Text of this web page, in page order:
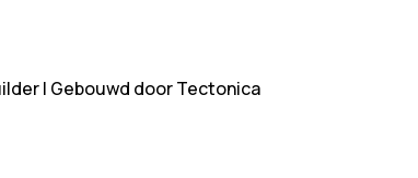
| Gebouwd doorTectonica